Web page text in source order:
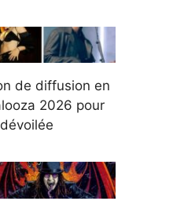
de diffusion en
2026 pour